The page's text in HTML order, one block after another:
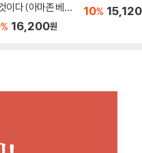
이다 (아마존 베스
러 기념 전면 개정
% 16,200원
10% 15,120